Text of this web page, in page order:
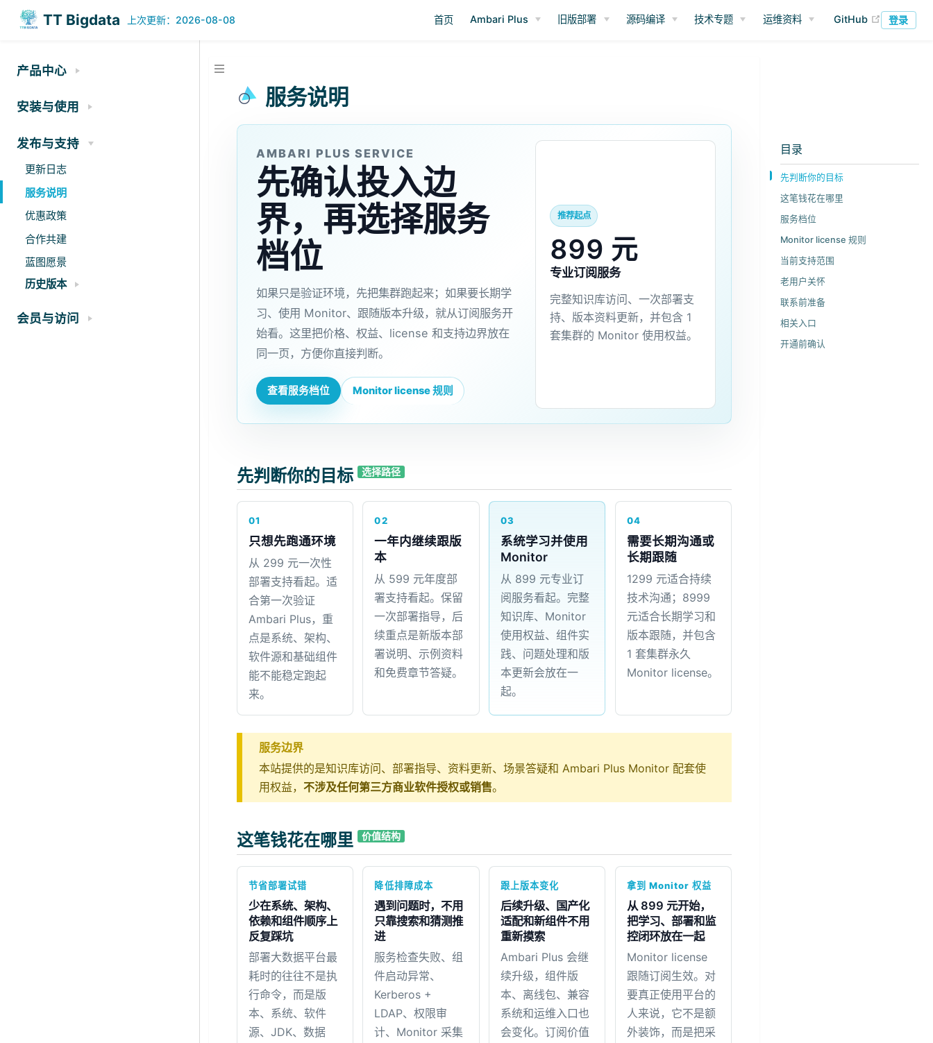
TT Bigdata 今日 191 · 历史 238808 首页 Ambari Plus 旧版部署 源码编译 技术专题 运维资料 GitHub (opens
登录
产品中心
安装与使用
发布与支持
更新日志
服务说明
优惠政策
合作共建
蓝图愿景
历史版本
会员与访问
目录
先判断你的目标
这笔钱花在哪里
服务档位
Monitor license 规则
当前支持范围
老用户关怀
联系前准备
相关入口
开通前确认
服务说明
AMBARI PLUS SERVICE
先确认投入边
界，再选择服务
档位
如果只是验证环境，先把集群跑起来；如果要长期学
习、使用 Monitor、跟随版本升级，就从订阅服务开
始看。这里把价格、权益、license 和支持边界放在
同一页，方便你直接判断。
查看服务档位 Monitor license 规则
推荐起点
899 元
专业订阅服务
完整知识库访问、一次部署支
持、版本资料更新，并包含 1
套集群的 Monitor 使用权益。
先判断你的目标 选择路径
01
只想先跑通环境
从 299 元一次性
部署支持看起。适
合第一次验证
Ambari Plus，重
点是系统、架构、
软件源和基础组件
能不能稳定跑起
来。
02
一年内继续跟版
本
从 599 元年度部
署支持看起。保留
一次部署指导，后
续重点是新版本部
署说明、示例资料
和免费章节答疑。
03
系统学习并使用
Monitor
从 899 元专业订
阅服务看起。完整
知识库、Monitor
使用权益、组件实
践、问题处理和版
本更新会放在一
起。
04
需要长期沟通或
长期跟随
1299 元适合持续
技术沟通；8999
元适合长期学习和
版本跟随，并包含
1 套集群永久
Monitor license。
服务边界
本站提供的是知识库访问、部署指导、资料更新、场景答疑和 Ambari Plus Monitor 配套使
用权益， 不涉及任何第三方商业软件授权或销售。
这笔钱花在哪里 价值结构
节省部署试错
少在系统、架构、
依赖和组件顺序上
反复踩坑
部署大数据平台最
耗时的往往不是执
行命令，而是版
本、系统、软件
源、JDK、数据
降低排障成本
遇到问题时，不用
只靠搜索和猜测推
进
服务检查失败、组
件启动异常、
Kerberos +
LDAP、权限审
计、Monitor 采集
跟上版本变化
后续升级、国产化
适配和新组件不用
重新摸索
Ambari Plus 会继
续升级，组件版
本、离线包、兼容
系统和运维入口也
会变化。订阅价值
拿到 Monitor 权益
从 899 元开始，
把学习、部署和监
控闭环放在一起
Monitor license
跟随订阅生效。对
要真正使用平台的
人来说，它不是额
外装饰，而是把采